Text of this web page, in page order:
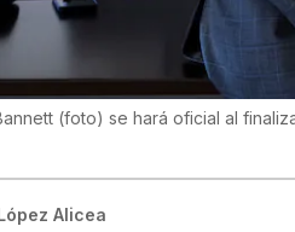
(foto) se hará oficial al
Alicea